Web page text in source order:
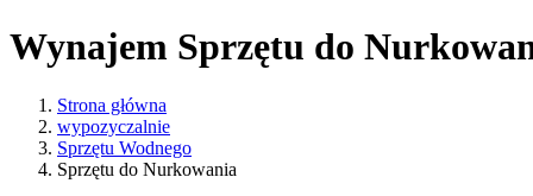
Wynajem Sprzętu do
Strona główna
wypozyczalnie
Sprzętu Wodnego
Sprzętu do Nurkowania